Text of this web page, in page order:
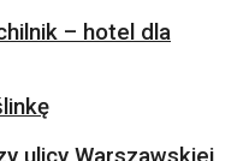
– hotel dla